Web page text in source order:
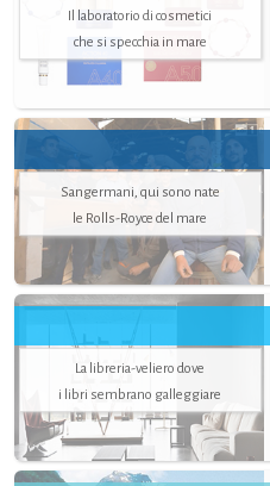
Il laboratorio di cosmetici
che si specchia in mare
Sangermani, qui sono nate
le Rolls-Royce del mare
La libreria-veliero dove
i libri sembrano galleggiare